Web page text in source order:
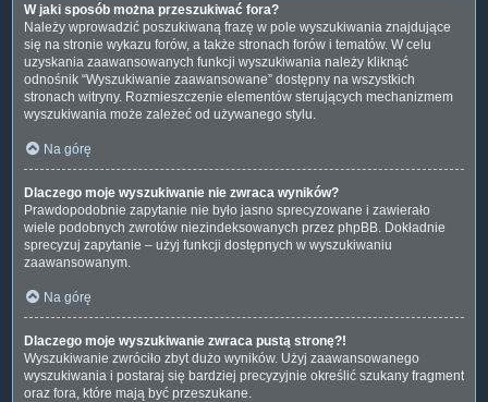
W jaki sposób można przeszukiwać fora?
Należy wprowadzić poszukiwaną frazę w pole wyszukiwania znajdujące
się na stronie wykazu forów, a także stronach forów i tematów. W celu
uzyskania zaawansowanych funkcji wyszukiwania należy kliknąć
odnośnik “Wyszukiwanie zaawansowane” dostępny na wszystkich
stronach witryny. Rozmieszczenie elementów sterujących mechanizmem
wyszukiwania może zależeć od używanego stylu.
Na górę
Dlaczego moje wyszukiwanie nie zwraca wyników?
Prawdopodobnie zapytanie nie było jasno sprecyzowane i zawierało
wiele podobnych zwrotów niezindeksowanych przez phpBB. Dokładnie
sprecyzuj zapytanie – użyj funkcji dostępnych w wyszukiwaniu
zaawansowanym.
Na górę
Dlaczego moje wyszukiwanie zwraca pustą stronę?!
Wyszukiwanie zwróciło zbyt dużo wyników. Użyj zaawansowanego
wyszukiwania i postaraj się bardziej precyzyjnie określić szukany fragment
oraz fora, które mają być przeszukane.